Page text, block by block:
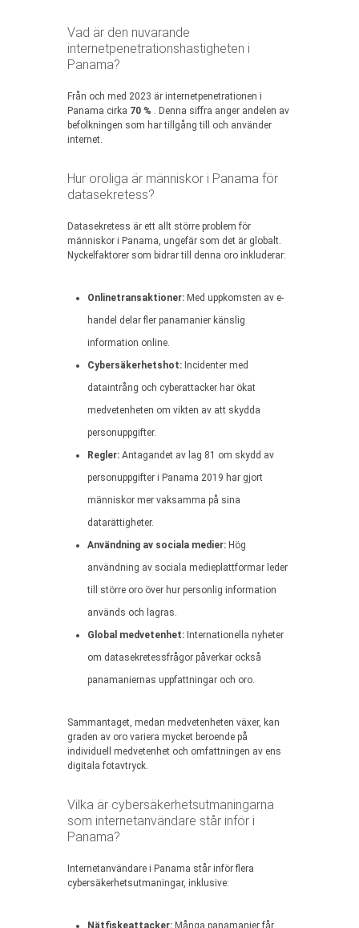
Vad är den nuvarande
internetpenetrationshastigheten i
Panama?
Från och med 2023 är internetpenetrationen i
Panama cirka 70 % . Denna siffra anger andelen av
befolkningen som har tillgång till och använder
internet.
Hur oroliga är människor i Panama för
datasekretess?
Datasekretess är ett allt större problem för
människor i Panama, ungefär som det är globalt.
Nyckelfaktorer som bidrar till denna oro inkluderar:
Onlinetransaktioner: Med uppkomsten av e-
handel delar fler panamanier känslig
information online.
Cybersäkerhetshot: Incidenter med
dataintrång och cyberattacker har ökat
medvetenheten om vikten av att skydda
personuppgifter.
Regler: Antagandet av lag 81 om skydd av
personuppgifter i Panama 2019 har gjort
människor mer vaksamma på sina
datarättigheter.
Användning av sociala medier: Hög
användning av sociala medieplattformar leder
till större oro över hur personlig information
används och lagras.
Global medvetenhet: Internationella nyheter
om datasekretessfrågor påverkar också
panamaniernas uppfattningar och oro.
Sammantaget, medan medvetenheten växer, kan
graden av oro variera mycket beroende på
individuell medvetenhet och omfattningen av ens
digitala fotavtryck.
Vilka är cybersäkerhetsutmaningarna
som internetanvändare står inför i
Panama?
Internetanvändare i Panama står inför flera
cybersäkerhetsutmaningar, inklusive:
Nätfiskeattacker: Många panamanier får